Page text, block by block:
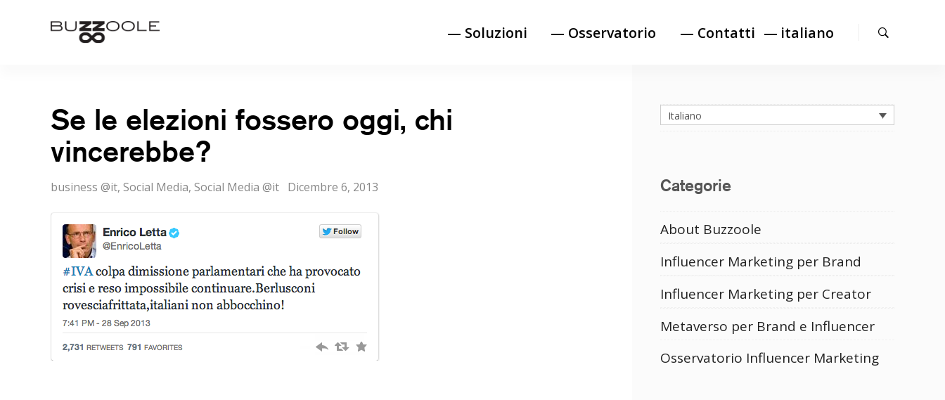
Buzzoole — Soluzioni — Osservatorio — Contatti italiano
Se le elezioni fossero oggi, chi
vincerebbe?
Categorie
business @it,Social Media,Social Media @it Posted
Dicembre 6, 2013
Italiano
Categorie
About Buzzoole
Influencer Marketing per Brand
Influencer Marketing per Creator
Metaverso per Brand e Influencer
Osservatorio Influencer Marketing